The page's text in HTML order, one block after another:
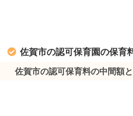
佐賀市の認可保育園の保育
佐賀市の認可保育料の中間額